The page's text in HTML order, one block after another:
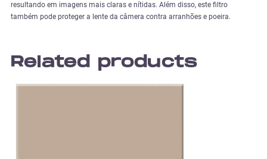
resultando em imagens mais claras e nítidas. Além disso, este filtro
também pode proteger a lente da câmera contra arranhões e poeira.
Related products